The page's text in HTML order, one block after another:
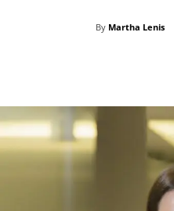
By Martha Lenis